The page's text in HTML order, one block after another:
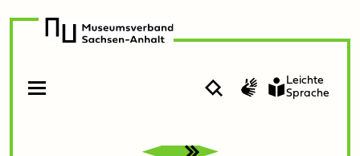
Navigation
Inhalt
Suche Gebärdenvideo
Leichte
Sprache